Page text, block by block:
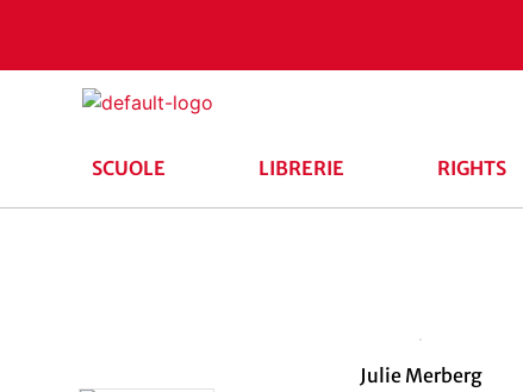
SCUOLE LIBRERIE RIGHTS
Julie Merberg